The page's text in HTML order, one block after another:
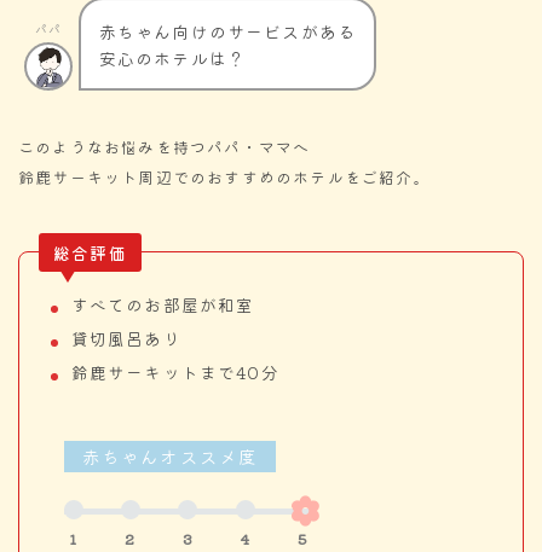
パパ
赤ちゃん向けのサービスがある
安心のホテルは？
このようなお悩みを持つパパ・ママへ
鈴鹿サーキット周辺でのおすすめのホテルをご紹介。
総合評価
すべてのお部屋が和室
貸切風呂あり
鈴鹿サーキットまで40分
赤ちゃんオススメ度
1 2 3 4 5